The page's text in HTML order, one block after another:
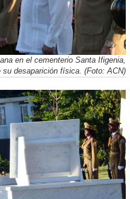
en el cementerio Santa Ifigenia,
su desaparición física. (Foto: ACN)